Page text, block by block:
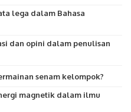
lega dalam Bahasa
dan opini dalam penulisan
senam kelompok?
magnetik dalam ilmu